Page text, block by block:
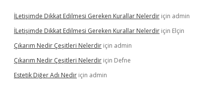
İLetişimde Dikkat Edilmesi Gereken Kurallar Nelerdir için admin
İLetişimde Dikkat Edilmesi Gereken Kurallar Nelerdir için Elçin
Çıkarım Nedir Çeşitleri Nelerdir için admin
Çıkarım Nedir Çeşitleri Nelerdir için Defne
Estetik Diğer Adı Nedir için admin